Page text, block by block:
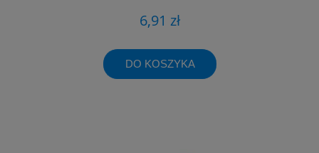
6,91 zł
DO KOSZYKA